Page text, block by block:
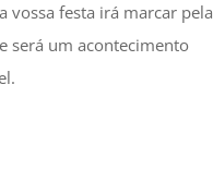
vossa festa irá marcar pela
será um acontecimento